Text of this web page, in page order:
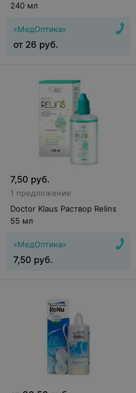
240 мл
«МедОптика»
от 26 руб.
7,50 руб.
1 предложение
Doctor Klaus Раствор Relins
55 мл
«МедОптика»
7,50 руб.